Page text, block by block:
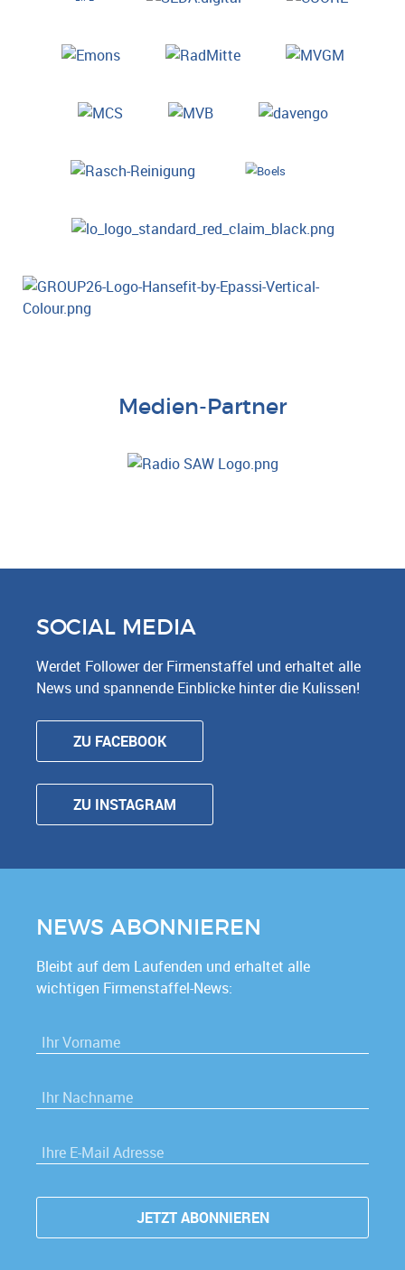
Medien-Partner
SOCIAL MEDIA
Werdet Follower der Firmenstaffel und erhaltet alle
News und spannende Einblicke hinter die Kulissen!
ZU FACEBOOK
ZU INSTAGRAM
NEWS ABONNIEREN
Bleibt auf dem Laufenden und erhaltet alle
wichtigen Firmenstaffel-News:
VORNAME*
NACHNAME*
E-MAIL*